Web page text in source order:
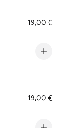
19,00 €
19,00 €